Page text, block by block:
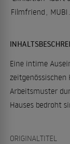
Filmfriend , MUBI .
Eine intime
zeitgenössischen
Arbeitsmuster
Hauses bedroht
ORIGINALTITEL